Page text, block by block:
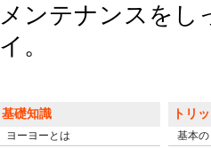
メンテナンスをし
イ。
基礎知識
ヨーヨーとは
トリ
基本